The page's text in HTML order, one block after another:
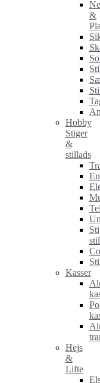
&
Hobby
Stiger
&
stillads
Kasser
Hejs
&
Lifte